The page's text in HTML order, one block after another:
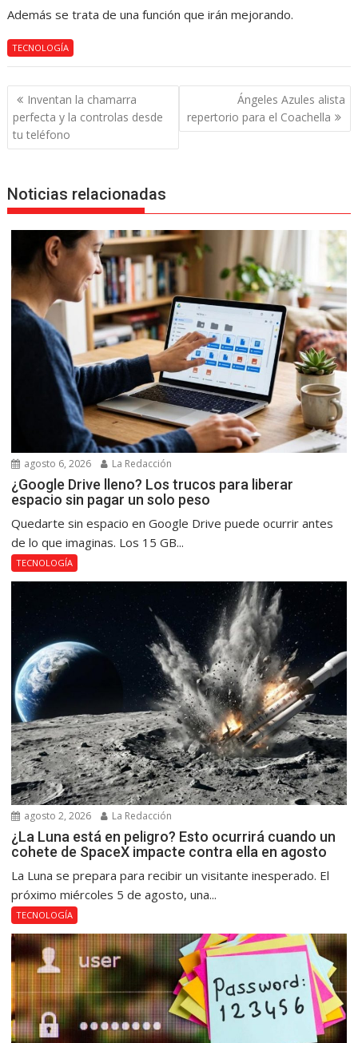
Además se trata de una función que irán mejorando.
TECNOLOGÍA
Navegación
de
entradas
Inventan la chamarra
perfecta y la controlas desde
tu teléfono
Ángeles Azules alista
repertorio para el Coachella
Noticias relacionadas
agosto 6, 2026 La Redacción
¿Google Drive lleno? Los trucos para liberar
espacio sin pagar un solo peso
Quedarte sin espacio en Google Drive puede ocurrir antes
de lo que imaginas. Los 15 GB...
TECNOLOGÍA
agosto 2, 2026 La Redacción
¿La Luna está en peligro? Esto ocurrirá cuando un
cohete de SpaceX impacte contra ella en agosto
La Luna se prepara para recibir un visitante inesperado. El
próximo miércoles 5 de agosto, una...
TECNOLOGÍA